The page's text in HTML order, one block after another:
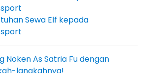
Sewa Elf kepada